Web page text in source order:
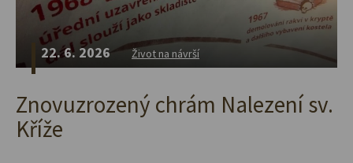
22. 6. 2026 Život na návrší
Znovuzrozený chrám Nalezení sv.
Kříže